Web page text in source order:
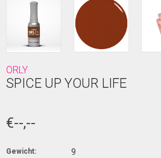
ORLY
SPICE UP YOUR LIFE
€--,--
Gewicht: 9